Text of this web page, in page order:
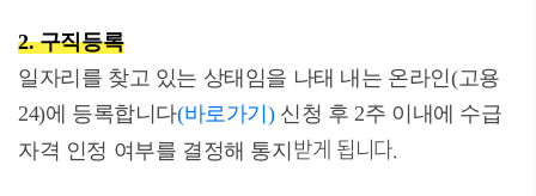
2. 구직등록
일자리를 찾고 있는 상태임을 나태 내는 온라인(고용
24)에 등록합니다(바로가기) 신청 후 2주 이내에 수급
자격 인정 여부를 결정해 통지 받게 됩니다.